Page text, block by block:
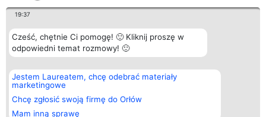
19:37
Cześć, chętnie Ci pomogę! 🙂 Kliknij proszę w
odpowiedni temat rozmowy! 🙂
Jestem Laureatem, chcę odebrać materiały
marketingowe
Chcę zgłosić swoją firmę do Orłów
Mam inną sprawę
Organizator plebiscytu
Bright Side Solutions sp. z o.
o. sp. k.
ul. Ruska 22
Wrocław 50-079
KRS 0000749100 | Regon
Plebiscyt
Laureaci
wszystkich
Laureatów
Kontakt
Kontakt